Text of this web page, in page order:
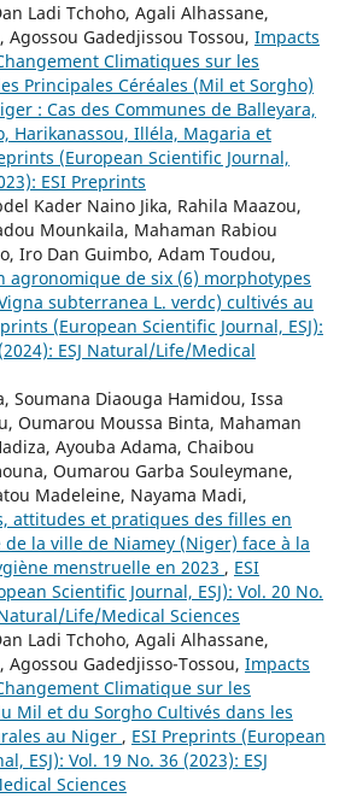
Ladi Tchoho, Agali Alhassane,
Agossou Gadedjissou Tossou, Impacts
Climatiques sur les
Principales Céréales (Mil et Sorgho)
: Cas des Communes de Balleyara,
Harikanassou, Illéla, Magaria et
(European Scientific Journal,
ESI Preprints
Kader Naino Jika, Rahila Maazou,
Mounkaila, Mahaman Rabiou
Iro Dan Guimbo, Adam Toudou,
agronomique de six (6) morphotypes
subterranea L. verdc) cultivés au
(European Scientific Journal, ESJ):
ESJ Natural/Life/Medical
Soumana Diaouga Hamidou, Issa
Oumarou Moussa Binta, Mahaman
Ayouba Adama, Chaibou
Oumarou Garba Souleymane,
Madeleine, Nayama Madi,
attitudes et pratiques des filles en
la ville de Niamey (Niger) face à la
menstruelle en 2023 , ESI
Scientific Journal, ESJ): Vol. 20 No.
Life/Medical Sciences
Ladi Tchoho, Agali Alhassane,
Agossou Gadedjisso-Tossou, Impacts
Climatique sur les
Mil et du Sorgho Cultivés dans les
au Niger , ESI Preprints (European
ESJ): Vol. 19 No. 36 (2023): ESJ
Sciences